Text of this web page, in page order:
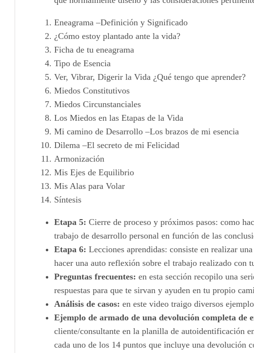
Eneagrama –Definición y Significado
¿Cómo estoy plantado ante la vida?
Ficha de tu eneagrama
Tipo de Esencia
Ver, Vibrar, Digerir la Vida ¿Qué tengo que aprender?
Miedos Constitutivos
Miedos Circunstanciales
Los Miedos en las Etapas de la Vida
Mi camino de Desarrollo –Los brazos de mi esencia
Dilema –El secreto de mi Felicidad
Armonización
Mis Ejes de Equilibrio
Mis Alas para Volar
Síntesis
Etapa 5: Cierre de proceso y próximos pasos: como
trabajo de desarrollo personal en función de las
Etapa 6: Lecciones aprendidas: consiste en realizar
hacer una auto reflexión sobre el trabajo realizado con
Preguntas frecuentes: en esta sección recopilo una
respuestas para que te sirvan y ayuden en tu propio
Análisis de casos: en este video traigo diversos
Ejemplo de armado de una devolución completa de
cliente/consultante en la planilla de autoidentificación
cada uno de los 14 puntos que incluye una devolución